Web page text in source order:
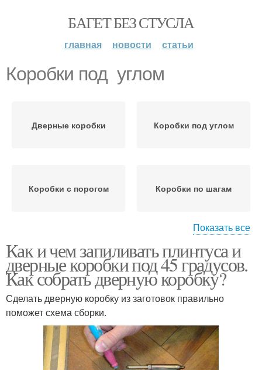
БАГЕТ БЕЗ СТУСЛА
главная новости статьи
Коробки под углом
Дверные коробки Коробки под углом
Коробки с порогом Коробки по шагам
Дверная коробка
условиях
Коробка из доски
Показать все
Как и чем запиливать плинтуса и
дверные коробки под 45 градусов.
Как собрать дверную коробку?
Сделать дверную коробку из заготовок правильно
поможет схема сборки.